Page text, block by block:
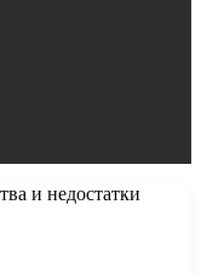
и недостатки